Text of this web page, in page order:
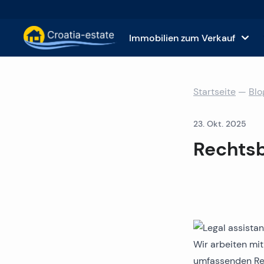
Immobilien zum Verkauf
Istrien und Kvarner Immobilien zum
Villen und Schlösser zum Verkauf
Startseite —
23. Okt. 2025
Wir arbeiten
umfassenden